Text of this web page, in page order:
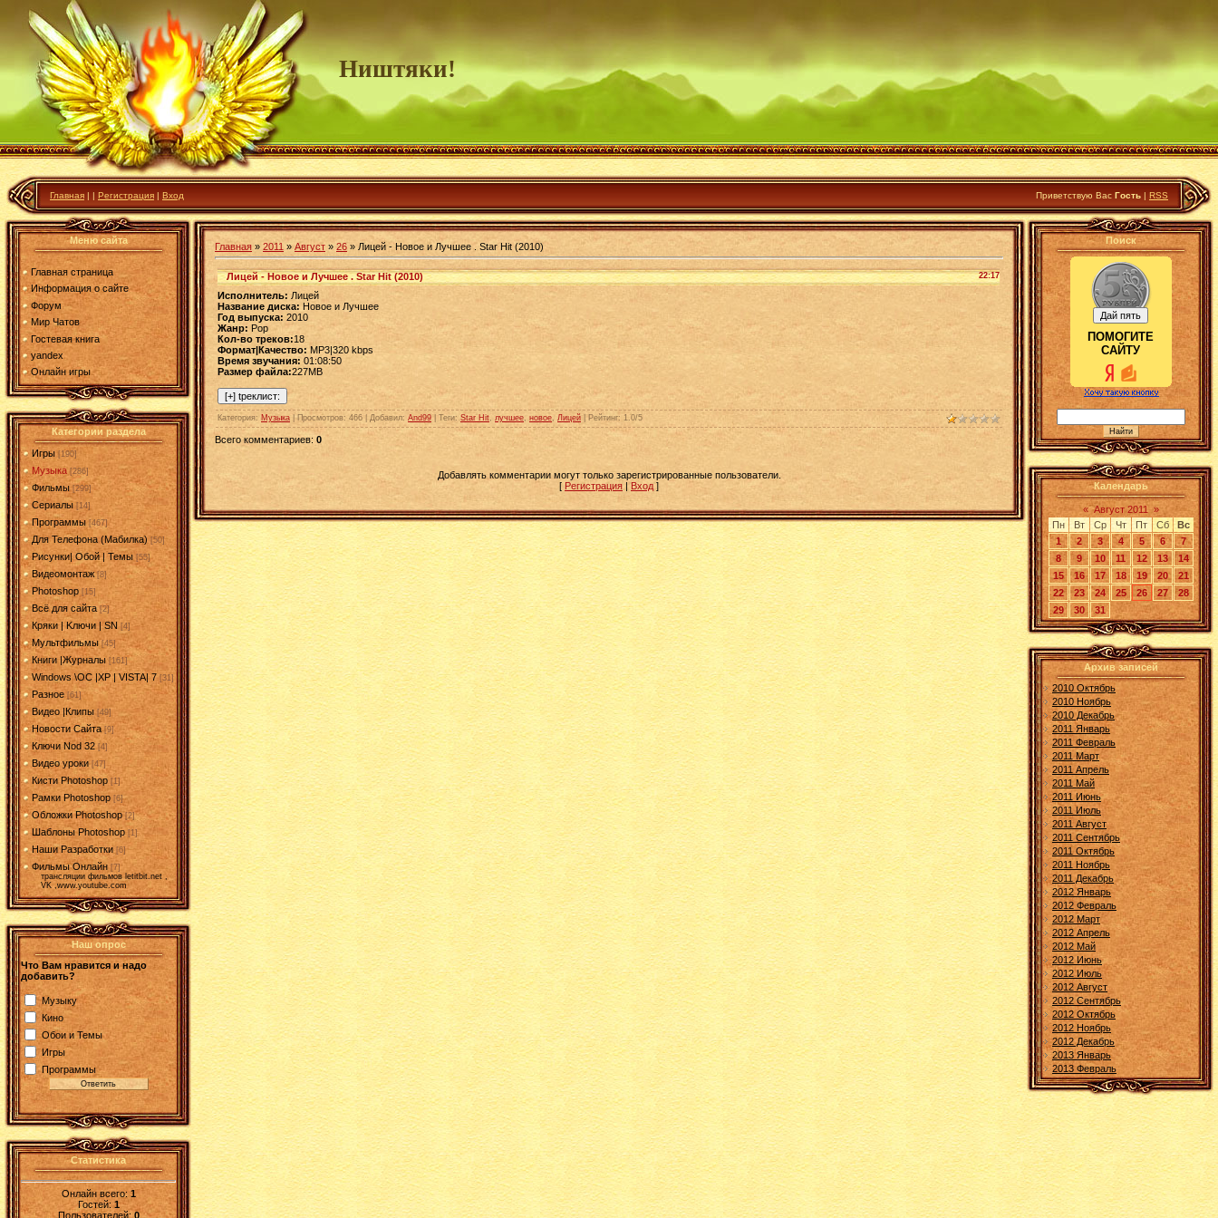
Ништяки!
Главная | | Регистрация | Вход Приветствую Вас Гость | RSS
Меню сайта
Главная страница
Информация о сайте
Форум
Мир Чатов
Гостевая книга
yandex
Онлайн игры
Категории раздела
Игры [190]
Музыка [286]
Фильмы [299]
Сериалы [14]
Программы [467]
Для Телефона (Мабилка) [50]
Рисунки| Обой | Темы [55]
Видеомонтаж [8]
Photoshop [15]
Всё для сайта [2]
Кряки | Kлючи | SN [4]
Мультфильмы [45]
Книги |Журналы [161]
Windows \OC |XP | VISTA| 7 [31]
Разное [61]
Видео |Клипы [49]
Новости Сайта [9]
Ключи Nod 32 [4]
Видео уроки [47]
Кисти Photoshop [1]
Рамки Photoshop [6]
Обложки Photoshop [2]
Шаблоны Photoshop [1]
Наши Разработки [6]
Фильмы Онлайн [7]
трансляции фильмов letitbit.net ,
VK ,www.youtube.com
Наш опрос
Что Вам нравится и надо
добавить?
Музыку
Кино
Обои и Темы
Игры
Программы
Статистика
Онлайн всего:1
Гостей:1
Пользователей: 0
Главная » 2011 » Август » 26 » Лицей - Новое и Лучшее . Star Hit (2010)
22:17
Лицей - Новое и Лучшее . Star Hit (2010)
Исполнитель: Лицей
Название диска: Новое и Лучшее
Год выпуска: 2010
Жанр: Pop
Кол-во треков:18
Формат|Качество: MP3|320 kbps
Время звучания: 01:08:50
Размер файла:227MB
Категория: Музыка |Просмотров: 466 | Добавил: And99 Теги: Star Hit лучшее новое Лицей Рейтинг: 1.0/5
Всего комментариев: 0
Добавлять комментарии могут только зарегистрированные пользователи.
[ Регистрация | Вход ]
Поиск
ПОМОГИТЕ
САЙТУ
Календарь
« Август 2011 »
Пн
Вт Ср Чт Пт Сб
Вс
1
2 3 4 5 6
7
8
9 10 11 12 13
14
15
16 17 18 19 20
21
22
23 24 25 26 27
28
29
30 31
Архив записей
2010 Октябрь
2010 Ноябрь
2010 Декабрь
2011 Январь
2011 Февраль
2011 Март
2011 Апрель
2011 Май
2011 Июнь
2011 Июль
2011 Август
2011 Сентябрь
2011 Октябрь
2011 Ноябрь
2011 Декабрь
2012 Январь
2012 Февраль
2012 Март
2012 Апрель
2012 Май
2012 Июнь
2012 Июль
2012 Август
2012 Сентябрь
2012 Октябрь
2012 Ноябрь
2012 Декабрь
2013 Январь
2013 Февраль